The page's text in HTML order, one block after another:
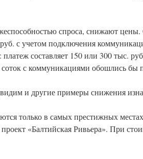
спроса, снижают
с учетом подключения
составляет 150 или 300 тыс.
с коммуникациями обошлись
и другие примеры снижения
только в самых престижных
«Балтийская Ривьера». При